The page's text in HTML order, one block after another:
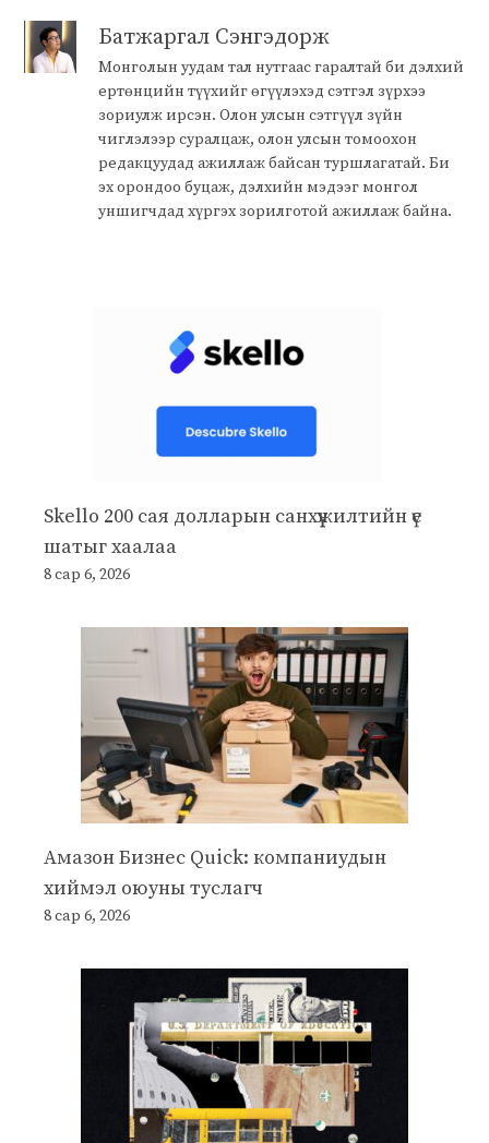
Батжаргал Сэнгэдорж
Монголын уудам тал нутгаас гаралтай би дэлхий
ертөнцийн түүхийг өгүүлэхэд сэтгэл зүрхээ
зориулж ирсэн. Олон улсын сэтгүүл зүйн
чиглэлээр суралцаж, олон улсын томоохон
редакцуудад ажиллаж байсан туршлагатай. Би
эх орондоо буцаж, дэлхийн мэдээг монгол
уншигчдад хүргэх зорилготой ажиллаж байна.
Skello 200 сая долларын санхүүжилтийн үе
шатыг хаалаа
8 сар 6, 2026
Амазон Бизнес Quick: компаниудын
хиймэл оюуны туслагч
8 сар 6, 2026